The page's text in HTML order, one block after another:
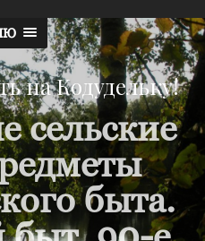
на Кодудельку!
сельские
быта.